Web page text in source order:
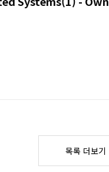
목록 더보기